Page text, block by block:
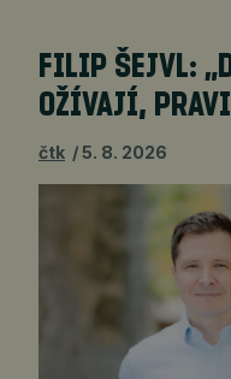
FILIP ŠEJVL:
OŽÍVAJÍ,
čtk 5. 8. 2026